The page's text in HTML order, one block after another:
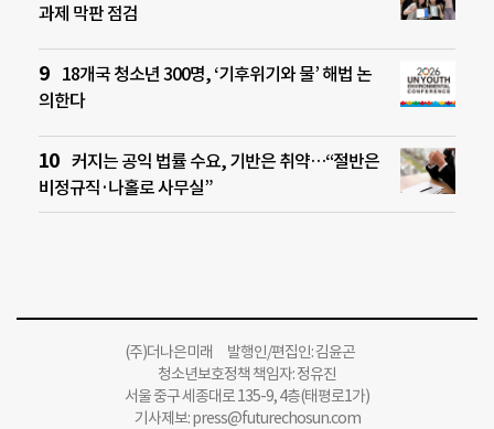
과제 막판 점검
18개국 청소년 300명, ‘기후위기와 물’ 해법 논
의한다
커지는 공익 법률 수요, 기반은 취약…“절반은
비정규직·나홀로 사무실”
(주)더나은미래 발행인/편집인: 김윤곤
청소년보호정책 책임자: 정유진
서울 중구 세종대로 135-9, 4층(태평로1가)
기사제보:press@futurechosun.com